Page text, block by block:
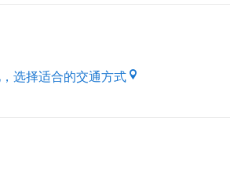
礼：生铜锣烧
潜力无穷。
选择适合的交通方式